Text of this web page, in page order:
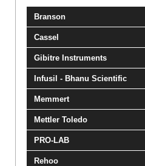
Branson
Cassel
Gibitre Instruments
Infusil - Bhanu Scientific
Memmert
Mettler Toledo
PRO-LAB
Rehoo